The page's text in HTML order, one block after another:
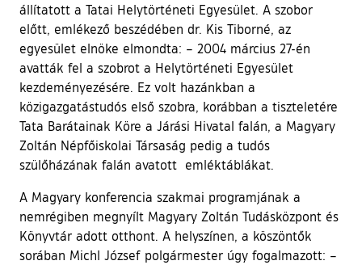
állítatott a Tatai Helytörténeti Egyesület. A szobor
előtt, emlékező beszédében dr. Kis Tiborné, az
egyesület elnöke elmondta: – 2004 március 27-én
avatták fel a szobrot a Helytörténeti Egyesület
kezdeményezésére. Ez volt hazánkban a
közigazgatástudós első szobra, korábban a tiszteletére
Tata Barátainak Köre a Járási Hivatal falán, a Magyary
Zoltán Népfőiskolai Társaság pedig a tudós
szülőházának falán avatott emléktáblákat.
A Magyary konferencia szakmai programjának a
nemrégiben megnyílt Magyary Zoltán Tudásközpont és
Könyvtár adott otthont. A helyszínen, a köszöntők
sorában Michl József polgármester úgy fogalmazott: –